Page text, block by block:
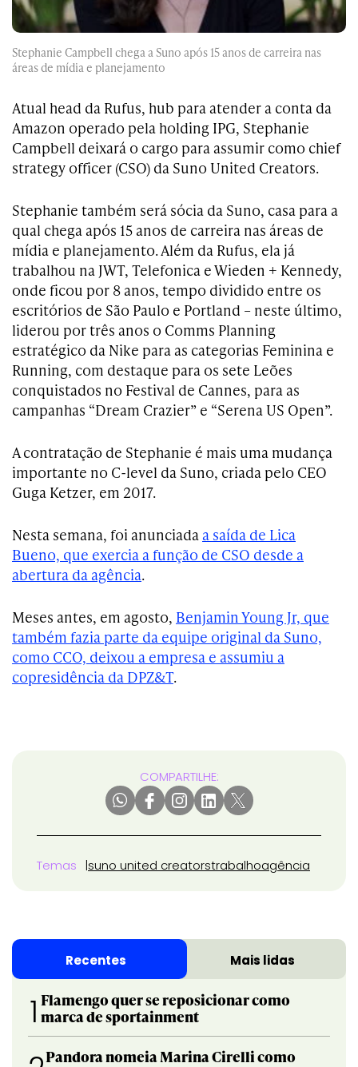
Stephanie Campbell chega a Suno após 15 anos de carreira nas
áreas de mídia e planejamento
Atual head da Rufus, hub para atender a conta da
Amazon operado pela holding IPG, Stephanie
Campbell deixará o cargo para assumir como chief
strategy officer (CSO) da Suno United Creators.
Stephanie também será sócia da Suno, casa para a
qual chega após 15 anos de carreira nas áreas de
mídia e planejamento. Além da Rufus, ela já
trabalhou na JWT, Telefonica e Wieden + Kennedy,
onde ficou por 8 anos, tempo dividido entre os
escritórios de São Paulo e Portland – neste último,
liderou por três anos o Comms Planning
estratégico da Nike para as categorias Feminina e
Running, com destaque para os sete Leões
conquistados no Festival de Cannes, para as
campanhas “Dream Crazier” e “Serena US Open”.
A contratação de Stephanie é mais uma mudança
importante no C-level da Suno, criada pelo CEO
Guga Ketzer, em 2017.
Nesta semana, foi anunciada a saída de Lica
Bueno, que exercia a função de CSO desde a
abertura da agência.
Meses antes, em agosto, Benjamin Young Jr, que
também fazia parte da equipe original da Suno,
como CCO, deixou a empresa e assumiu a
copresidência da DPZ&T.
COMPARTILHE:
Temas suno united creatorstrabalhoagência
Recentes Mais lidas
1 Flamengo quer se reposicionar como
marca de sportainment
Pandora nomeia Marina Cirelli como